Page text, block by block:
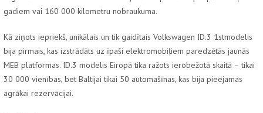
gadiem vai 160 000 kilometru nobraukuma.
Kā ziņots iepriekš, unikālais un tik gaidītais Volkswagen ID.3 1stmodelis
bija pirmais, kas izstrādāts uz īpaši elektromobiļiem paredzētās jaunās
MEB platformas. ID.3 modelis Eiropā tika ražots ierobežotā skaitā – tikai
30 000 vienības, bet Baltijai tikai 50 automašīnas, kas bija pieejamas
agrākai rezervācijai.